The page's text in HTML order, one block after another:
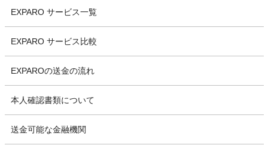
EXPARO サービス一覧
EXPARO サービス比較
EXPAROの送金の流れ
本人確認書類について
送金可能な金融機関